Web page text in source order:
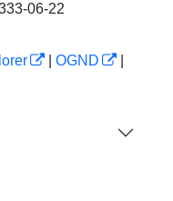
06-22
OGND